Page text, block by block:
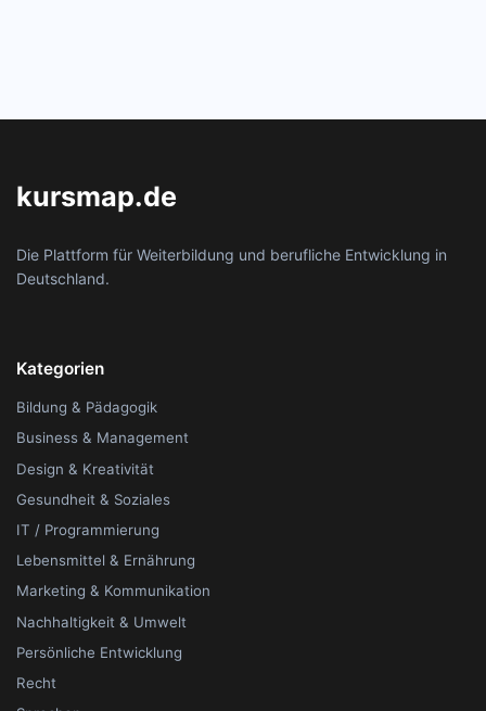
kursmap.de
Die Plattform für Weiterbildung und berufliche Entwicklung in
Deutschland.
Kategorien
Bildung & Pädagogik
Business & Management
Design & Kreativität
Gesundheit & Soziales
IT / Programmierung
Lebensmittel & Ernährung
Marketing & Kommunikation
Nachhaltigkeit & Umwelt
Persönliche Entwicklung
Recht